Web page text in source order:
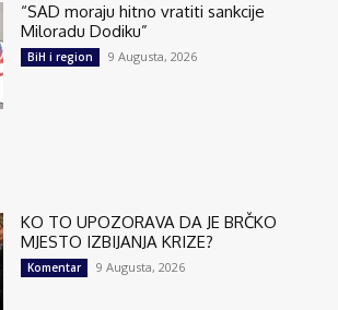
“SAD moraju hitno vratiti sankcije
Miloradu Dodiku”
BiH i region 9 Augusta, 2026
KO TO UPOZORAVA DA JE BRČKO
MJESTO IZBIJANJA KRIZE?
Komentar 9 Augusta, 2026